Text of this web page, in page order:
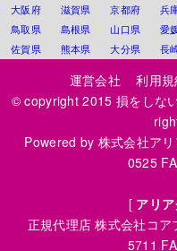
大阪府
滋賀県 京都府 兵
鳥取県
島根県 山口県 愛
佐賀県
熊本県 大分県 長
運営会社 利用規
© copyright 2015損をしな
Powered by 株式会社ア
0525
[ アリ
正規代理店株式会社コア
5711